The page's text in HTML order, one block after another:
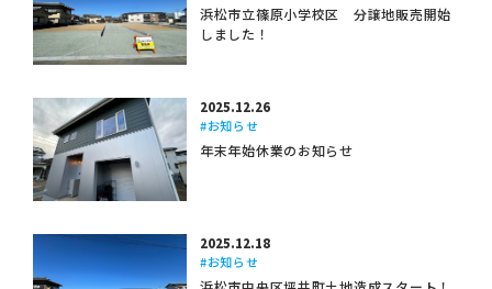
浜松市立篠原小学校区 分譲地販売開始
しました！
2025.12.26
#お知らせ
年末年始休業のお知らせ
2025.12.18
#お知らせ